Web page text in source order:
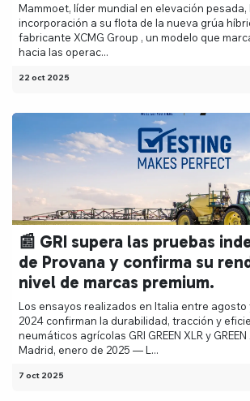
Mammoet, líder mundial en elevación
incorporación a su flota de la nueva grúa
fabricante XCMG Group , un modelo que
hacia las operac...
22 oct 2025
📰 GRI supera las pruebas
de Provana y confirma su
nivel de marcas premium.
Los ensayos realizados en Italia entre agosto
2024 confirman la durabilidad, tracción y
neumáticos agrícolas GRI GREEN XLR y GREEN
Madrid, enero de 2025 — L...
7 oct 2025